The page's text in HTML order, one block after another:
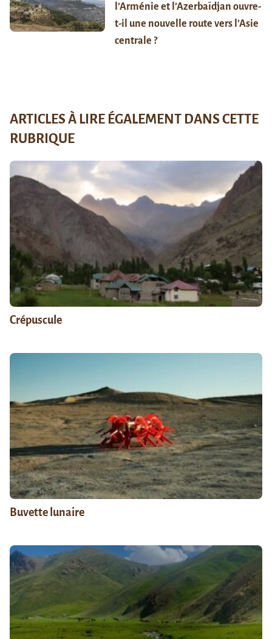
l’Arménie et l’Azerbaïdjan ouvre-
t-il une nouvelle route vers l’Asie
centrale ?
ARTICLES À LIRE ÉGALEMENT DANS CETTE
RUBRIQUE
Crépuscule
Buvette lunaire